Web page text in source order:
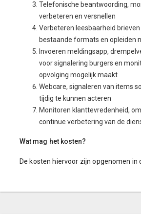
Telefonische beantwoording,
verbeteren en versnellen
Verbeteren leesbaarheid
bestaande formats en opleiden
Invoeren meldingsapp,
voor signalering burgers en
opvolging mogelijk maakt
Webcare, signaleren van items
tijdig te kunnen acteren
Monitoren klanttevredenheid,
continue verbetering van de
Wat mag het kosten?
De kosten hiervoor zijn opgenomen in